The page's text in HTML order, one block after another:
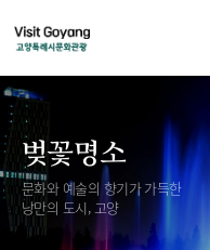
벚꽃명소
문화와 예술의 향기가 가득한
낭만의 도시, 고양